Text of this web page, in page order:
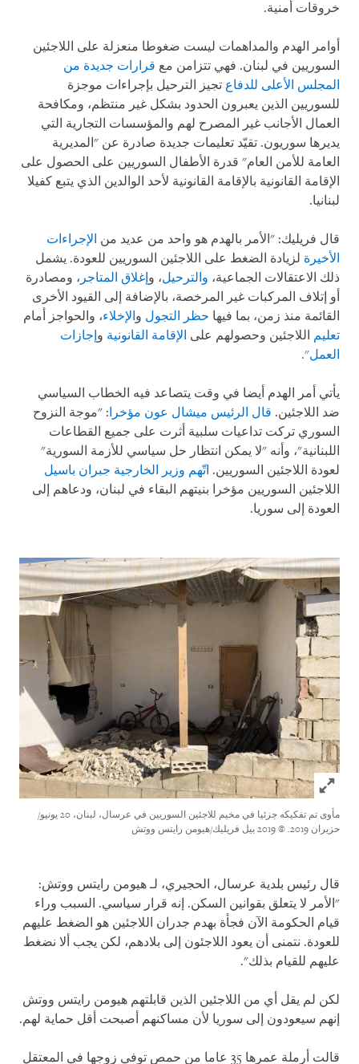
خروقات أمنية.
أوامر الهدم والمداهمات ليست ضغوطا منعزلة على اللاجئين
السوريين في لبنان. فهي تتزامن مع قرارات جديدة من
المجلس الأعلى للدفاع تجيز الترحيل بإجراءات موجزة
للسوريين الذين يعبرون الحدود بشكل غير منتظم، ومكافحة
العمال الأجانب غير المصرح لهم والمؤسسات التجارية التي
يديرها سوريون. تقيّد تعليمات جديدة صادرة عن "المديرية
العامة للأمن العام" قدرة الأطفال السوريين على الحصول على
الإقامة القانونية بالإقامة القانونية لأحد الوالدين الذي يتبع كفيلا
لبنانيا.
قال فريليك: "الأمر بالهدم هو واحد من عديد من الإجراءات
الأخيرة لزيادة الضغط على اللاجئين السوريين للعودة. يشمل
ذلك الاعتقالات الجماعية، والترحيل، وإغلاق المتاجر ، ومصادرة
أو إتلاف المركبات غير المرخصة، بالإضافة إلى القيود الأخرى
القائمة منذ زمن، بما فيها حظر التجول والإخلاء، والحواجز أمام
تعليم اللاجئين وحصولهم على الإقامة القانونية وإجازات
العمل".
يأتي أمر الهدم أيضا في وقت يتصاعد فيه الخطاب السياسي
ضد اللاجئين. قال الرئيس ميشال عون مؤخرا: "موجة النزوح
السوري تركت تداعيات سلبية أثرت على جميع القطاعات
اللبنانية"، وأنه "لا يمكن انتظار حل سياسي للأزمة السورية"
لعودة اللاجئين السوريين. اتّهم وزير الخارجية جبران باسيل
اللاجئين السوريين مؤخرا بنيتهم البقاء في لبنان، ودعاهم إلى
العودة إلى سوريا.
Click to expand Image
مأوى تم تفكيكه جزئيا في مخيم للاجئين السوريين في عرسال، لبنان، 20 يونيو/
حزيران 2019.
© 2019 بيل فريليك/هيومن رايتس ووتش
قال رئيس بلدية عرسال، الحجيري، لـ هيومن رايتس ووتش:
"الأمر لا يتعلق بقوانين السكن. إنه قرار سياسي. السبب وراء
قيام الحكومة الآن فجأة بهدم جدران اللاجئين هو الضغط عليهم
للعودة. نتمنى أن يعود اللاجئون إلى بلادهم، لكن يجب ألا نضغط
عليهم للقيام بذلك".
لكن لم يقل أي من اللاجئين الذين قابلتهم هيومن رايتس ووتش
إنهم سيعودون إلى سوريا لأن مساكنهم أصبحت أقل حماية لهم.
قالت أرملة عمرها 35 عاما من حمص توفي زوجها في المعتقل